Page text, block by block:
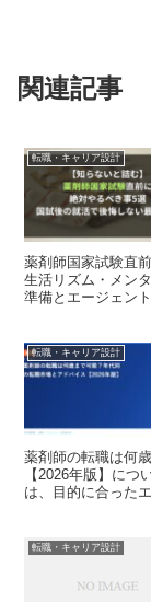
関連記事
転職・キャリア設計
薬剤師国家試験直
生活リズム・メン
準備とエージェン
転職・キャリア設計
薬剤師の転職は何
【2026年版】に
は、目的に合った
転職・キャリア設計